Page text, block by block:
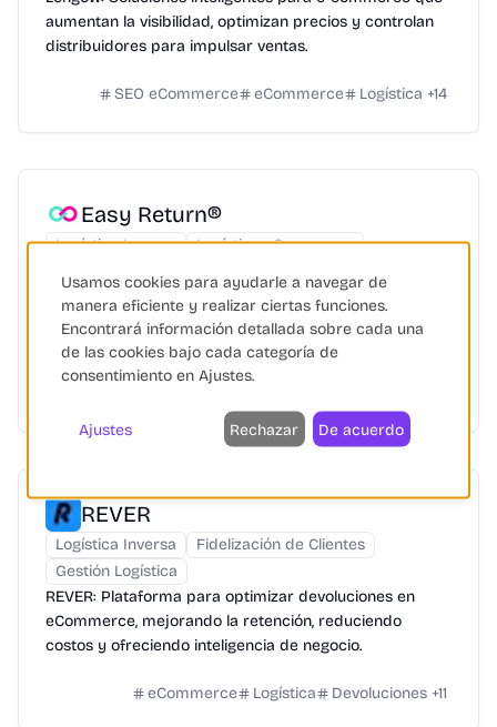
aumentan la visibilidad, optimizan precios y controlan
distribuidores para impulsar ventas.
SEO eCommerce eCommerce Logística +14
Easy Return®
Logística Inversa
Logística eCommerce
Easy Return® de ShippyPro simplifica la gestión de
devoluciones para eCommerce, ofreciendo un portal
personalizado y automatización global.
REVER
Logística Inversa
Fidelización de Clientes
Gestión Logística
REVER: Plataforma para optimizar devoluciones en
eCommerce, mejorando la retención, reduciendo
costos y ofreciendo inteligencia de negocio.
eCommerce Logística Devoluciones +11
Usamos cookies para ayudarle a navegar de
manera eficiente y realizar ciertas funciones.
Encontrará información detallada sobre cada una
de las cookies bajo cada categoría de
consentimiento en Ajustes.
Ajustes Rechazar De acuerdo